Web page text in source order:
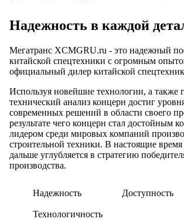
Надежность в каждой
Мегатранс XCMGRU.ru - это надежный
китайской спецтехники с огромным
официальный дилер китайской
Используя новейшие технологии, а также
технический анализ концерн достиг
современных решений в области своего
результате чего концерн стал достойным
лидером среди мировых компаний
строительной техники. В настоящие
дальше углубляется в стратегию
производства.
Надежность Доступность
Технологичность